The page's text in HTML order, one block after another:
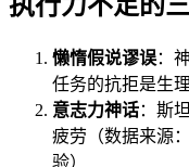
执行力不足的
懒惰假说谬误：
任务的抗拒是生
意志力神话：斯
疲劳（数据来源
验）